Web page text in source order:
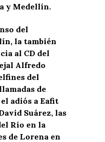
y Medellín.
del
la también
al CD del
Alfredo
del
de
adiós a Eafit
Suárez, las
Río en la
de Lorena en